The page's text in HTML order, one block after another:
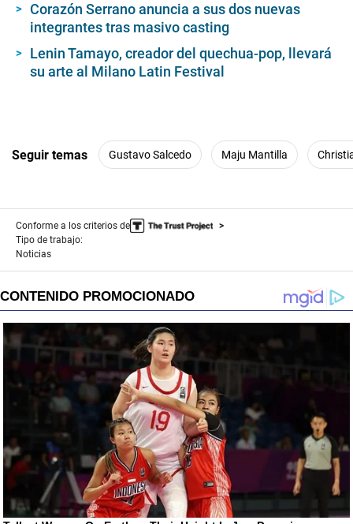
Corazón Serrano anuncia a sus dos nuevas
integrantes tras masivo casting
Lenin Tamayo, creador del quechua-pop, llevará
su arte al Milano Latin Festival
Seguir temas Gustavo Salcedo Maju Mantilla
Conforme a los criterios de
Tipo de trabajo:
Noticias